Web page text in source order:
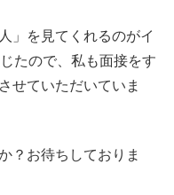
」を見てくれるのがイ
たので、私も面接をす
せていただいていま
？お待ちしておりま